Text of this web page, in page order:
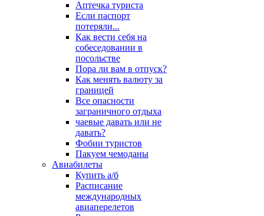
Аптечка туриста
Если паспорт
потеряли...
Как вести себя на
собеседовании в
посольстве
Пора ли вам в отпуск?
Как менять валюту за
границей
Все опасности
заграничного отдыха
чаевые давать или не
давать?
Фобии туристов
Пакуем чемоданы
Авиабилеты
Купить а/б
Расписание
международных
авиаперелетов